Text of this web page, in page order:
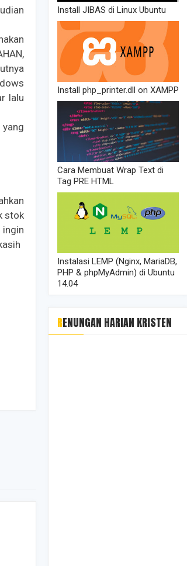
lalu
stok
Install JIBAS di Linux Ubuntu
Install php_printer.dll on XAMPP
Cara Membuat Wrap Text di
Tag PRE HTML
Instalasi LEMP (Nginx, MariaDB,
PHP & phpMyAdmin) di Ubuntu
14.04
RENUNGAN HARIAN KRISTEN